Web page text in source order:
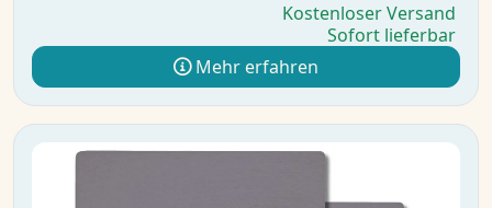
Kostenloser Versand
Sofort lieferbar
Mehr erfahren